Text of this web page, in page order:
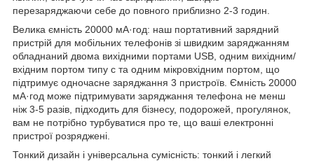
перезаряджаючи себе до повного приблизно 2-3 годин.
Велика ємність 20000 мА·год: наш портативний зарядний
пристрій для мобільних телефонів зі швидким заряджанням
обладнаний двома вихідними портами USB, одним вихідним/
вхідним портом типу c та одним мікровхідним портом, що
підтримує одночасне заряджання 3 пристроїв. Ємність 20000
мА·год може підтримувати заряджання телефона не менш
ніж 3-5 разів, підходить для бізнесу, подорожей, прогулянок,
вам не потрібно турбуватися про те, що ваші електронні
пристрої розряджені.
Тонкий дизайн і універсальна сумісність: тонкий і легкий